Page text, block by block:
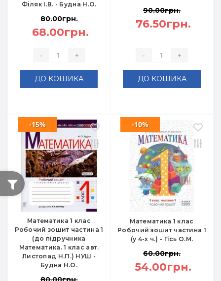
Філяк І.В. - Будна Н.О.
80.00грн.
68.00грн.
- +
ДО КОШИКА
90.00грн.
76.50грн.
- +
ДО КОШИКА
Математика 1 клас
Робочий зошит частина 1
(до підручника
Математика. 1 клас авт.
Листопад Н.П.) НУШ -
Будна Н.О.
-15%
Математика 1 клас
Робочий зошит частина 1
(у 4-х ч.) - Гісь О.М.
-10%
60.00грн.
54.00грн.